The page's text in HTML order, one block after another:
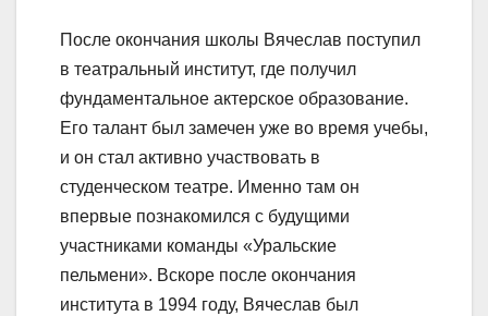
После окончания школы Вячеслав поступил
в театральный институт, где получил
фундаментальное актерское образование.
Его талант был замечен уже во время учебы,
и он стал активно участвовать в
студенческом театре. Именно там он
впервые познакомился с будущими
участниками команды «Уральские
пельмени». Вскоре после окончания
института в 1994 году, Вячеслав был